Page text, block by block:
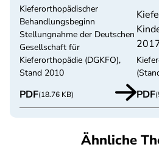
Kieferorthopädischer
Behandlungsbeginn
Stellungnahme der Deutschen
Gesellschaft für
Kieferorthopädie (DGKFO),
Stand 2010
PDF(18.76 KB) PDF
Ähnliche